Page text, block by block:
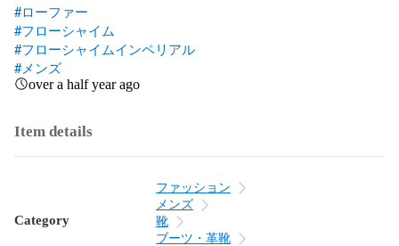
#ローファー
#フローシャイム
#フローシャイムインペリアル
#メンズ
over a half year ago
Item details
Category
ファッション
メンズ
靴
ブーツ・革靴